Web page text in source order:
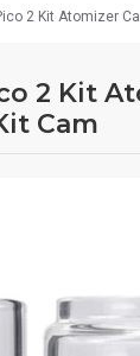
2 Kit Atomizer
2 Kit
Cam